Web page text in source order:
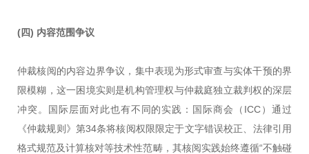
(四) 内容范围争议
仲裁核阅的内容边界争议，集中表现为形式审查与实体干预的界
限模糊，这一困境实则是机构管理权与仲裁庭独立裁判权的深层
冲突。国际层面对此也有不同的实践：国际商会（ICC）通过
《仲裁规则》第34条将核阅权限限定于文字错误校正、法律引用
格式规范及计算核对等技术性范畴，其核阅实践始终遵循“不触碰